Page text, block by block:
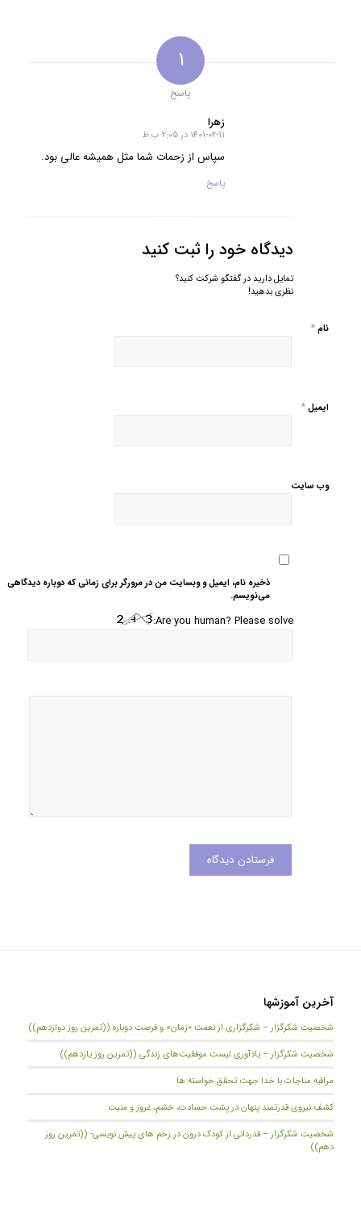
1
پاسخ
زهرا
گفته:
1401-02-11 در 2:05 ب.ظ
سپاس از زحمات شما مثل همیشه عالی بود.
پاسخ
دیدگاه خود را ثبت کنید
تمایل دارید در گفتگو شرکت کنید؟
نظری بدهید!
نام*
ایمیل*
وب‌ سایت
ذخیره نام، ایمیل و وبسایت من در مرورگر برای زمانی که دوباره دیدگاهی
می‌نویسم.
Are you human? Please solve:
آخرین آموزشها
شخصیت شکرگزار – شکرگزاری از نعمت «زمان» و فرصت دوباره ((تمرین روز دوازدهم))
شخصیت شکرگزار – یادآوری لیست موفقیت‌های زندگی ((تمرین روز یازدهم))
مراقبه مناجات با خدا جهت تحقق خواسته ها
کشف نیروی قدرتمند پنهان در پشت حسادت، خشم، غرور و منیت
شخصیت شکرگزار – قدردانی از کودک درون در زخم های پیش نویسی- ((تمرین روز
دهم))